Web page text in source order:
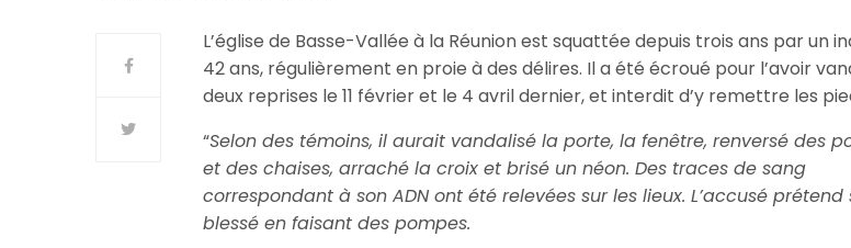
L’église de Basse-Vallée à la Réunion est squattée depuis trois ans par un
42 ans, régulièrement en proie à des délires. Il a été écroué pour l’avoir
deux reprises le 11 février et le 4 avril dernier, et interdit d’y remettre les
“Selon des témoins, il aurait vandalisé la porte, la fenêtre, renversé des
et des chaises, arraché la croix et brisé un néon. Des traces de sang
correspondant à son ADN ont été relevées sur les lieux. L’accusé prétend
blessé en faisant des pompes.